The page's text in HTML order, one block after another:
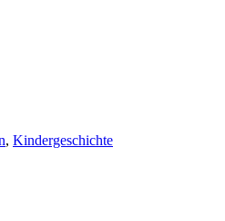
, Kindergeschichte